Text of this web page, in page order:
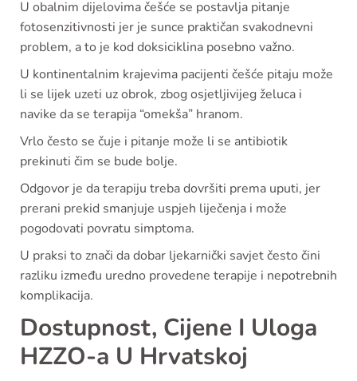
U obalnim dijelovima češće se postavlja pitanje
fotosenzitivnosti jer je sunce praktičan svakodnevni
problem, a to je kod doksiciklina posebno važno.
U kontinentalnim krajevima pacijenti češće pitaju može
li se lijek uzeti uz obrok, zbog osjetljivijeg želuca i
navike da se terapija “omekša” hranom.
Vrlo često se čuje i pitanje može li se antibiotik
prekinuti čim se bude bolje.
Odgovor je da terapiju treba dovršiti prema uputi, jer
prerani prekid smanjuje uspjeh liječenja i može
pogodovati povratu simptoma.
U praksi to znači da dobar ljekarnički savjet često čini
razliku između uredno provedene terapije i nepotrebnih
komplikacija.
Dostupnost, Cijene I Uloga
HZZO-a U Hrvatskoj